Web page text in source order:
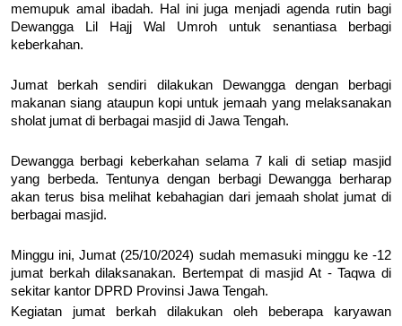
memupuk amal ibadah. Hal ini juga menjadi agenda rutin bagi
Dewangga Lil Hajj Wal Umroh untuk senantiasa berbagi
keberkahan.
Jumat berkah sendiri dilakukan Dewangga dengan berbagi
makanan siang ataupun kopi untuk jemaah yang melaksanakan
sholat jumat di berbagai masjid di Jawa Tengah.
Dewangga berbagi keberkahan selama 7 kali di setiap masjid
yang berbeda. Tentunya dengan berbagi Dewangga berharap
akan terus bisa melihat kebahagian dari jemaah sholat jumat di
berbagai masjid.
Minggu ini, Jumat (25/10/2024) sudah memasuki minggu ke -12
jumat berkah dilaksanakan. Bertempat di masjid At - Taqwa di
sekitar kantor DPRD Provinsi Jawa Tengah.
Kegiatan jumat berkah dilakukan oleh beberapa karyawan